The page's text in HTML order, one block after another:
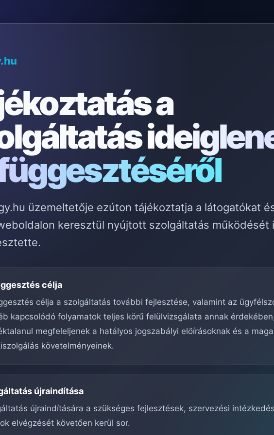
a
üzemeltetője ezúton tájékoztatja a látogatókat
keresztül nyújtott szolgáltatás működését
célja
célja a szolgáltatás további fejlesztése, valamint az
kapcsolódó folyamatok teljes körű felülvizsgálata annak
megfeleljenek a hatályos jogszabályi előírásoknak és a
követelményeinek.
újraindítása
újraindítására a szükséges fejlesztések, szervezési
elvégzését követően kerül sor.